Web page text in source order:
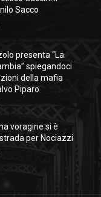
Sacco
presenta “La
spiegandoci
della mafia
Piparo
voragine si è
per Nociazzi